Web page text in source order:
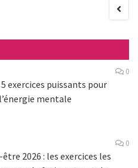
0
exercices puissants pour
mentale
0
2026 : les exercices les